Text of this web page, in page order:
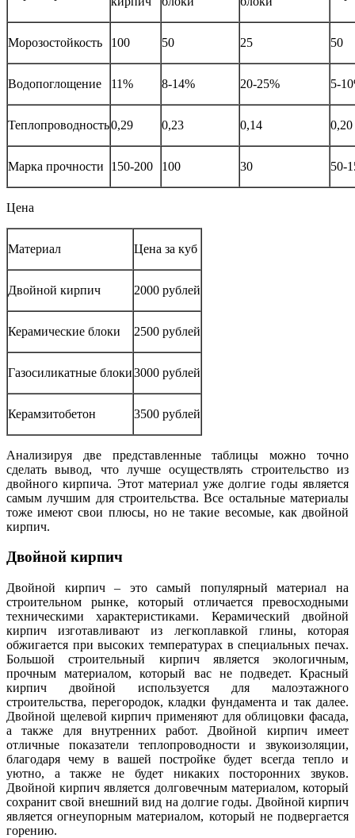
Морозостойкость 100 50 25 50
Водопоглощение 11% 8-14% 20-25% 5-
Теплопроводность0,29 0,23 0,14 0,20
Марка прочности 150-200 100 30 50-
Цена
Материал Цена за куб
Двойной кирпич 2000 рублей
Керамические блоки 2500 рублей
Газосиликатные блоки3000 рублей
Керамзитобетон 3500 рублей
Анализируя две представленные таблицы можно точно
сделать вывод, что лучше осуществлять строительство из
двойного кирпича. Этот материал уже долгие годы является
самым лучшим для строительства. Все остальные материалы
тоже имеют свои плюсы, но не такие весомые, как двойной
кирпич.
Двойной кирпич
Двойной кирпич – это самый популярный материал на
строительном рынке, который отличается превосходными
техническими характеристиками. Керамический двойной
кирпич изготавливают из легкоплавкой глины, которая
обжигается при высоких температурах в специальных печах.
Большой строительный кирпич является экологичным,
прочным материалом, который вас не подведет. Красный
кирпич двойной используется для малоэтажного
строительства, перегородок, кладки фундамента и так далее.
Двойной щелевой кирпич применяют для облицовки фасада,
а также для внутренних работ. Двойной кирпич имеет
отличные показатели теплопроводности и звукоизоляции,
благодаря чему в вашей постройке будет всегда тепло и
уютно, а также не будет никаких посторонних звуков.
Двойной кирпич является долговечным материалом, который
сохранит свой внешний вид на долгие годы. Двойной кирпич
является огнеупорным материалом, который не подвергается
горению.